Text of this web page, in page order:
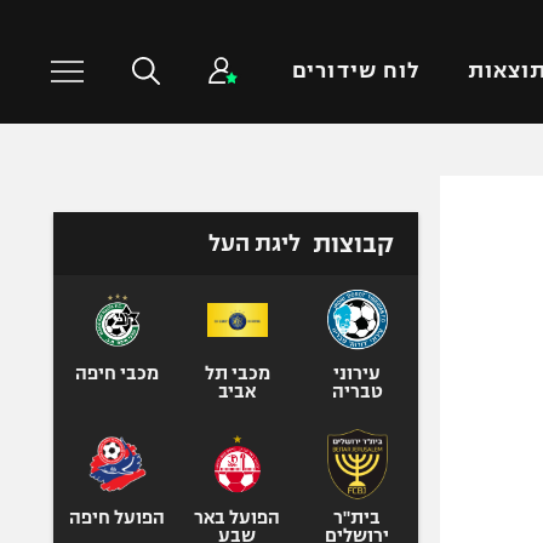
תוצאות לוח שידורים
טניס
כדורעף
ספורט אולימפי
קבוצות ליגת העל
עירוני
טבריה
מכבי תל
אביב
מכבי חיפה
בית"ר
ירושלים
הפועל באר
שבע
הפועל חיפה